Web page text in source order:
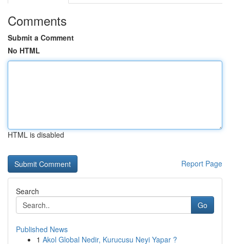
Comments
Submit a Comment
No HTML
HTML is disabled
Report Page
Search
Go
Published News
1 Akol Global Nedir, Kurucusu Neyi Yapar ?